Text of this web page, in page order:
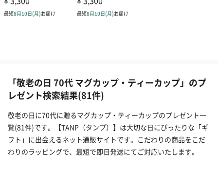
「敬老の日 70代 マグカップ・ティーカップ」のプ
レゼント検索結果(81件)
敬老の日に70代に贈るマグカップ・ティーカップのプレゼント一
覧(81件)です。【TANP（タンプ）】は大切な日にぴったりな「ギ
フト」に出会えるネット通販サイトです。こだわりの商品をこだ
わりのラッピングで、最短で即日発送にてご対応いたします。